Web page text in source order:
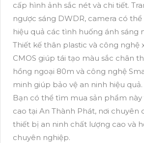
cấp hình ảnh sắc nét và chi tiết.
ngược sáng DWDR, camera có
hiệu quả các tình huống ánh sáng
Thiết kế thân plastic và công nghệ
CMOS giúp tái tạo màu sắc chân
hồng ngoại 80m và công nghệ
minh giúp bảo vệ an ninh hiệu quả.
Bạn có thể tìm mua sản phẩm này
cao tại An Thành Phát, nơi chuyên
thiết bị an ninh chất lượng cao và
chuyên nghiệp.